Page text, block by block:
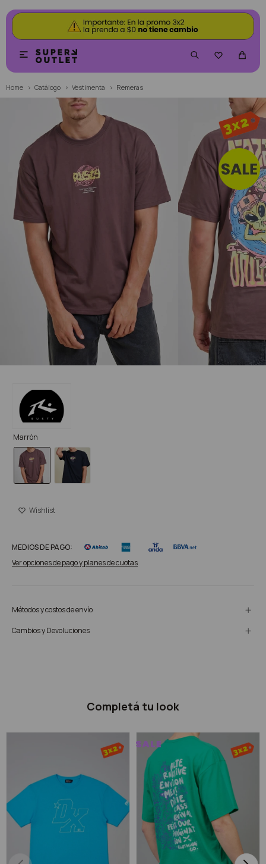


Home Catálogo Vestimenta Remeras
Marrón
MEDIOS DE PAGO:
Ver opciones de pago y planes de cuotas
Métodos y costos de envío
Cambios y Devoluciones
Completá tu look